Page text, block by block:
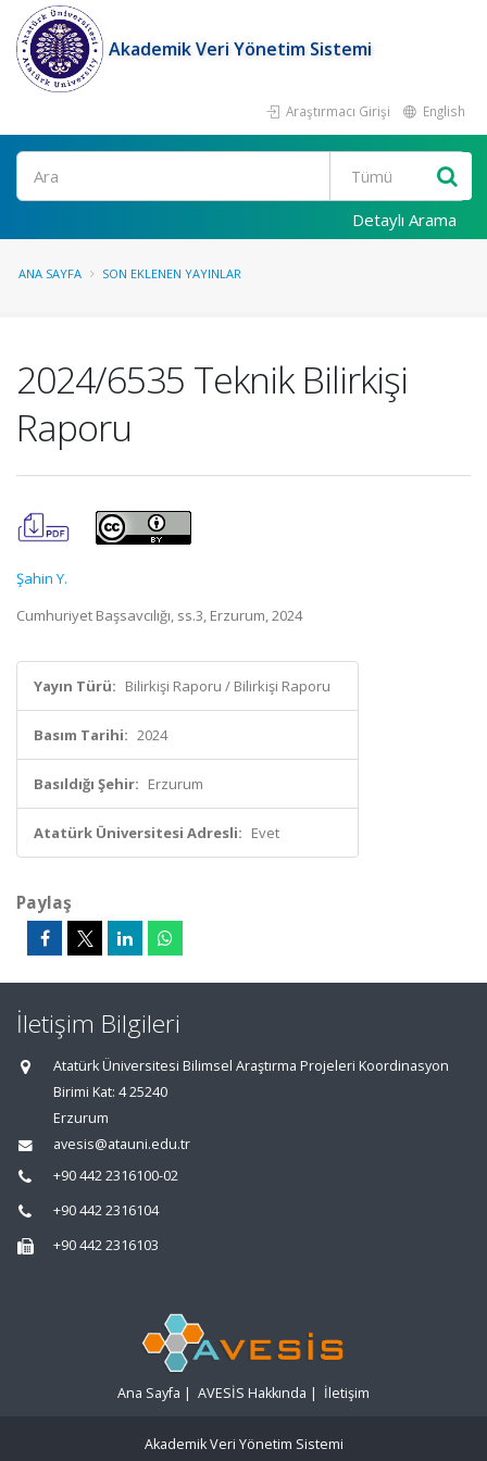
Akademik Veri Yönetim Sistemi
Araştırmacı Girişi English
Ara
Detaylı Arama
ANA SAYFA SON EKLENEN YAYINLAR
2024/6535 Teknik Bilirkişi
Raporu
Şahin Y.
Cumhuriyet Başsavcılığı, ss.3, Erzurum, 2024
Yayın Türü: Bilirkişi Raporu / Bilirkişi Raporu
Basım Tarihi: 2024
Basıldığı Şehir: Erzurum
Atatürk Üniversitesi Adresli: Evet
Paylaş
İletişim Bilgileri
Atatürk Üniversitesi Bilimsel Araştırma Projeleri Koordinasyon
Birimi Kat: 4 25240
Erzurum
avesis@atauni.edu.tr
+90 442 2316100-02
+90 442 2316104
+90 442 2316103
Ana Sayfa | AVESİS Hakkında | İletişim
Akademik Veri Yönetim Sistemi